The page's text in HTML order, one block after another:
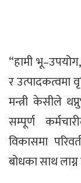
“हामी
र उत्पादकत्वमा
मन्त्री केसीले
सम्पूर्ण
विकासमा
बोधका साथ